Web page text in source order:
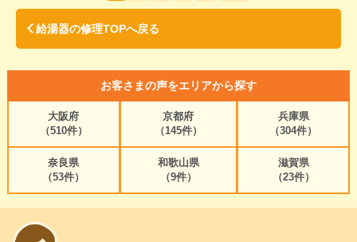
給湯器の修理TOPへ戻る
お客さまの声をエリアから探す
大阪府
（510件）
京都府
（145件）
兵庫県
（304件）
奈良県
（53件）
和歌山県
（9件）
滋賀県
（23件）